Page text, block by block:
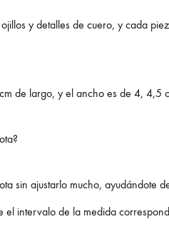
y detalles de cuero, y cada
de largo, y el ancho es de 4, 4,5
sin ajustarlo mucho, ayudándote
el intervalo de la medida